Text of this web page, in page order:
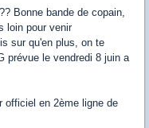
Bonne bande de copain,
loin pour venir
sur qu'en plus, on te
prévue le vendredi 8 juin a
officiel en 2ème ligne de